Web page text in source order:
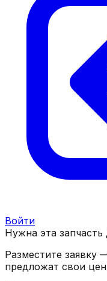
Войти
Нужна эта
Разместите заявку
предложат свои